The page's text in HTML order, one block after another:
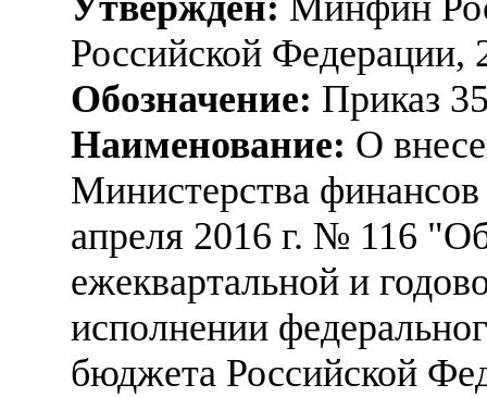
Российской Федерации,
Обозначение: Приказ
Наименование: О
Министерства
апреля 2016 г. № 116
ежеквартальной и
исполнении
бюджета Российской